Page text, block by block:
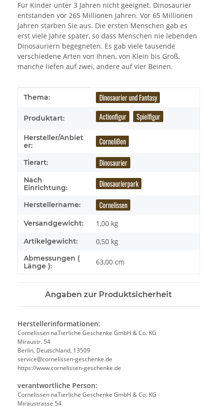
Für Kinder unter 3 Jahren nicht geeignet. Dinosaurier
entstanden vor 265 Millionen Jahren. Vor 65 Millionen
Jahren starben Sie aus. Die ersten Menschen gab es
erst viele Jahre später, so dass Menschen nie lebenden
Dinosauriern begegneten. Es gab viele tausende
verschiedene Arten von Ihnen, von Klein bis Groß,
manche liefen auf zwei, andere auf vier Beinen.
Produkteigenschaft
Wert
Thema: Dinosaurier und Fantasy
Produktart: Actionfigur Spielfigur
Hersteller/Anbiet
er:
Cornelißen
Tierart: Dinosaurier
Nach
Einrichtung:
Dinosaurierpark
Herstellername: Cornelissen
Versandgewicht: 1,00 kg
Artikelgewicht: 0,50 kg
Abmessungen (
Länge ):
63,00 cm
Angaben zur Produktsicherheit
Herstellerinformationen:
Cornelissen naTierliche Geschenke GmbH & Co. KG
Miraustr. 54
Berlin, Deutschland, 13509
service@cornelissen-geschenke.de
https://www.cornelissen-geschenke.de
verantwortliche Person:
Cornelissen naTierliche Geschenke GmbH & Co. KG
Miraustrasse 54